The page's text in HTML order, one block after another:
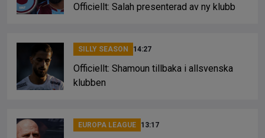
Officiellt: Salah presenterad av ny klubb
SILLY SEASON 14:27
Officiellt: Shamoun tillbaka i allsvenska
klubben
EUROPA LEAGUE 13:17